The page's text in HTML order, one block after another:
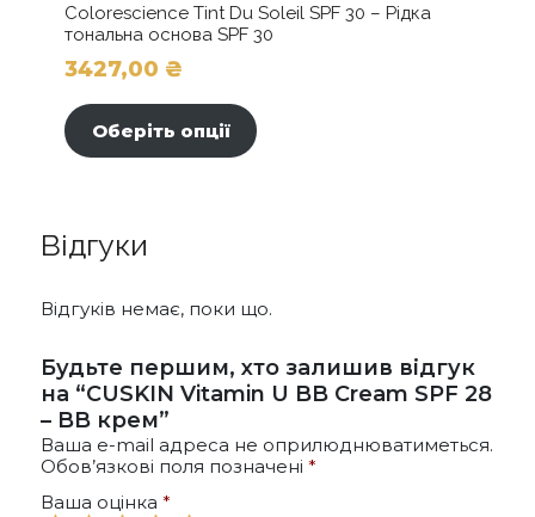
Colorescience Tint Du Soleil SPF 30 – Рідка
тональна основа SPF 30
3427,00 ₴
Оберіть опції
на
товару
Відгуки
Відгуків немає, поки що.
Будьте першим, хто залишив відгук
на “CUSKIN Vitamin U BB Cream SPF 28
– BB крем”
Ваша e-mail адреса не оприлюднюватиметься.
Обов’язкові поля позначені *
Ваша оцінка *